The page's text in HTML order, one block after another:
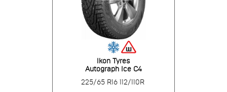
Ikon Tyres
Autograph Ice C4
225/65 R16 112/110R